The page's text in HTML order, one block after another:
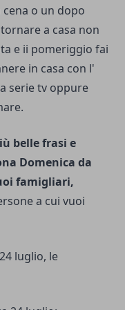
o un dopo
a casa non
e ii pomeriggio fai
in casa con l'
serie tv oppure
belle frasi e
Domenica da
famigliari,
a cui vuoi
luglio, le